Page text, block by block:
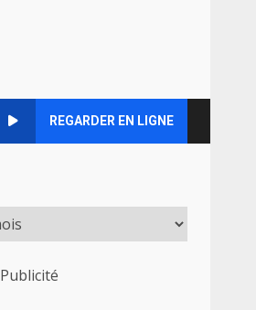
REGARDER EN LIGNE
Publicité